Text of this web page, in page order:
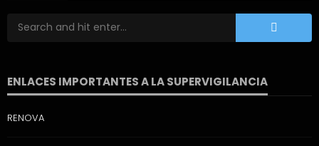
ENLACES IMPORTANTES A LA SUPERVIGILANCIA
RENOVA